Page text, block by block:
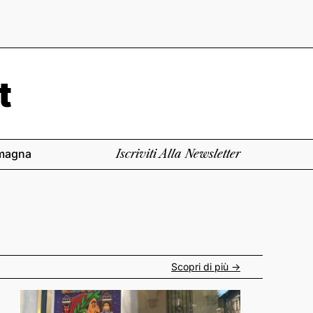
Iscriviti Alla Newsletter
Scopri di più ->